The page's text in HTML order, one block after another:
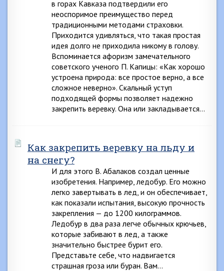
в горах Кавказа подтвердили его
неоспоримое преимущество перед
традиционными методами страховки.
Приходится удивляться, что такая простая
идея долго не приходила никому в голову.
Вспоминается афоризм замечательного
советского ученого П. Капицы: «Как хорошо
устроена природа: все простое верно, а все
сложное неверно». Скальный уступ
подходящей формы позволяет надежно
закрепить веревку. Она или закладывается…
Как закрепить веревку на льду и
на снегу?
И для этого В. Абалаков создал ценные
изобретения. Например, ледобур. Его можно
легко завертывать в лед, и он обеспечивает,
как показали испытания, высокую прочность
закрепления — до 1200 килограммов.
Ледобур в два раза легче обычных крючьев,
которые забивают в лед, а также
значительно быстрее бурит его.
Представьте себе, что надвигается
страшная гроза или буран. Вам…